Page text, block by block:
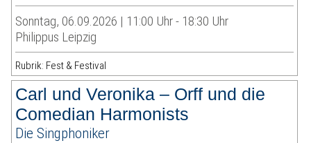
Sonntag, 06.09.2026 | 11:00 Uhr - 18:30 Uhr
Philippus Leipzig
Rubrik: Fest & Festival
Carl und Veronika – Orff und die
Comedian Harmonists
Die Singphoniker